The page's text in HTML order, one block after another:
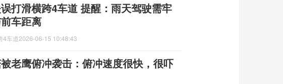
打滑横跨4车道 提醒：雨天驾驶需牢
车距离
4车道2026-06-15 10:48:43
老鹰俯冲袭击：俯冲速度很快，很吓